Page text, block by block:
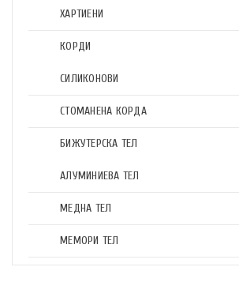
ХАРТИЕНИ
КОРДИ
СИЛИКОНОВИ
СТОМАНЕНА КОРДА
БИЖУТЕРСКА ТЕЛ
АЛУМИНИЕВА ТЕЛ
МЕДНА ТЕЛ
МЕМОРИ ТЕЛ